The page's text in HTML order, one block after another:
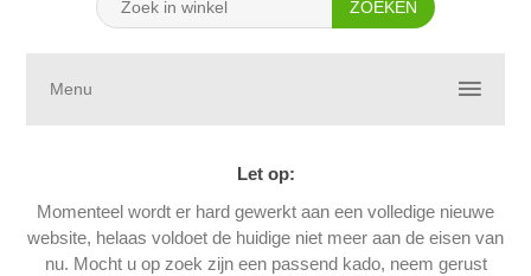
Menu
Let op:
Momenteel wordt er hard gewerkt aan een volledige nieuwe
website, helaas voldoet de huidige niet meer aan de eisen van
nu. Mocht u op zoek zijn een passend kado, neem gerust